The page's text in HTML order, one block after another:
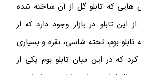
هایی که تابلو گل از آن ساخته شده
این تابلو در بازار وجود دارد که از
تابلو بوم، تخته ‌شاسی، نقره و بسیاری
کرد که در این میان تابلو بوم یکی از